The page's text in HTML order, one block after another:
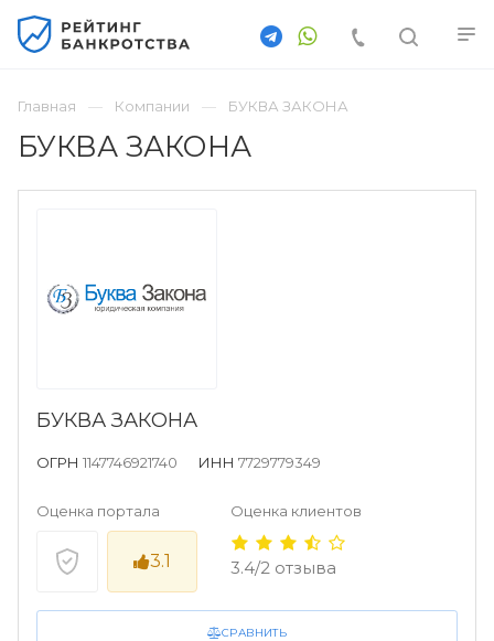
Главная Компании БУКВА ЗАКОНА
БУКВА ЗАКОНА
СРАВНИТЬ
БУКВА ЗАКОНА
ОГРН 1147746921740 ИНН 7729779349
Оценка портала
3.1
Оценка клиентов
3.4/2 отзыва